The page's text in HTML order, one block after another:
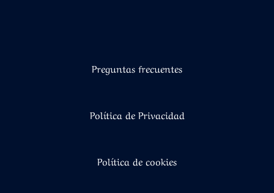
Preguntas frecuentes
Política de Privacidad
Política de cookies